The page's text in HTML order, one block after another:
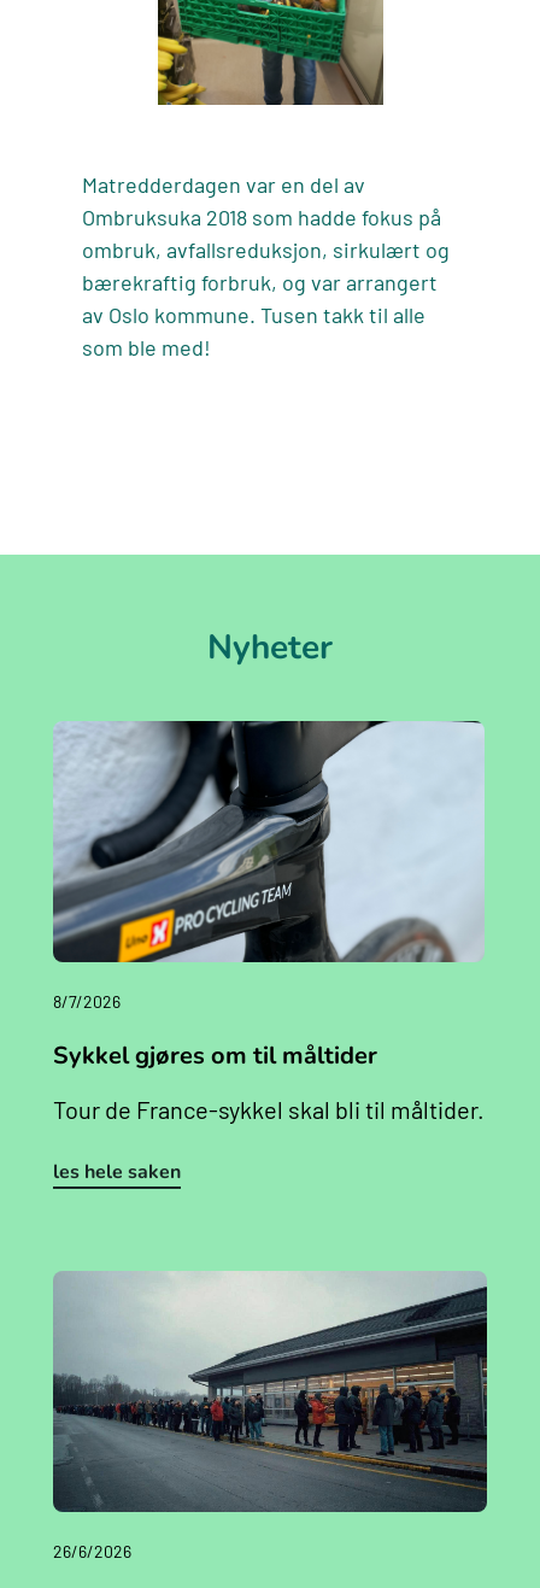
Matredderdagen var en del av
Ombruksuka 2018 som hadde fokus på
ombruk, avfallsreduksjon, sirkulært og
bærekraftig forbruk, og var arrangert
av Oslo kommune. Tusen takk til alle
som ble med!
Nyheter
8/7/2026
Sykkel gjøres om til måltider
Tour de France-sykkel skal bli til måltider.
les hele saken
26/6/2026